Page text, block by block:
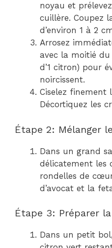
noyau et
cuillère. Coupez
d’environ 1 à 2
Arrosez
avec la moitié
d’1 citron) pour
noircissent.
Ciselez finement
Décortiquez les
Étape 2: Mélanger
Dans un grand
délicatement les
rondelles de
d’avocat et la
Étape 3: Préparer
Dans un petit